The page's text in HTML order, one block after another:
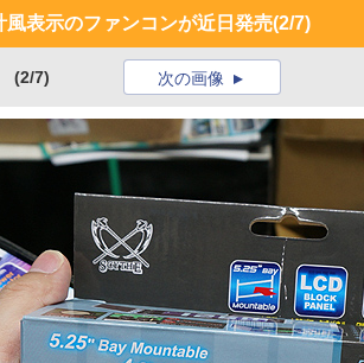
風表示のファンコンが近日発売(2/7)
(2/7) 次の画像